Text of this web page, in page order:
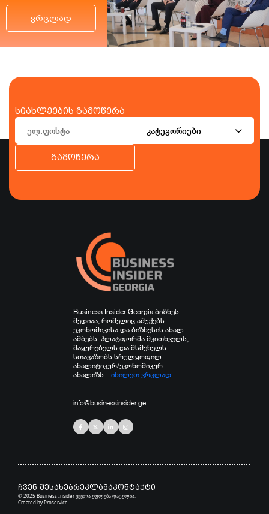
ვრცლად
სიახლეების გამოწერა
კატეგორიები
გამოწერა
Business Insider Georgia ბიზნეს
მედიაა, რომელიც აშუქებს
ეკონომიკისა და ბიზნესის ახალ
ამბებს. პლატფორმა მკითხველს,
მაყურებელს და მსმენელს
სთავაზობს სრულყოფილ
ანალიტიკურ/ეკონომიკურ
ანალიზს... იხილეთ ვრცლად
info@businessinsider.ge
ჩვენ შესახებრეკლამაკონტაქტი
© 2025 Business Insider ყველა უფლება დაცულია.
Created byProservice